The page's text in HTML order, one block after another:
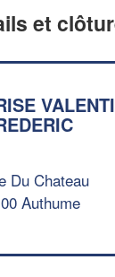
et
Du Chateau
Authume